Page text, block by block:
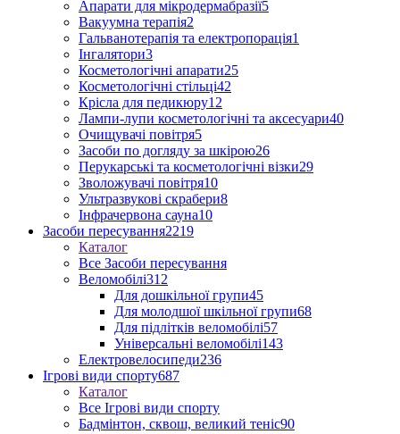
Апарати для мікродермабразії5
Вакуумна терапія2
Гальванотерапія та електропорація1
Інгалятори3
Косметологічні апарати25
Косметологічні стільці42
Крісла для педикюру12
Лампи-лупи косметологічні та аксесуари40
Очищувачі повітря5
Засоби по догляду за шкірою26
Перукарські та косметологічні візки29
Зволожувачі повітря10
Ультразвукові скрабери8
Інфрачервона сауна10
Засоби пересування2219
Каталог
Все Засоби пересування
Веломобілі312
Для дошкільної групи45
Для молодшої шкільної групи68
Для підлітків веломобілі57
Універсальні веломобілі143
Електровелосипеди236
Ігрові види спорту687
Каталог
Все Ігрові види спорту
Бадмінтон, сквош, великий теніс90